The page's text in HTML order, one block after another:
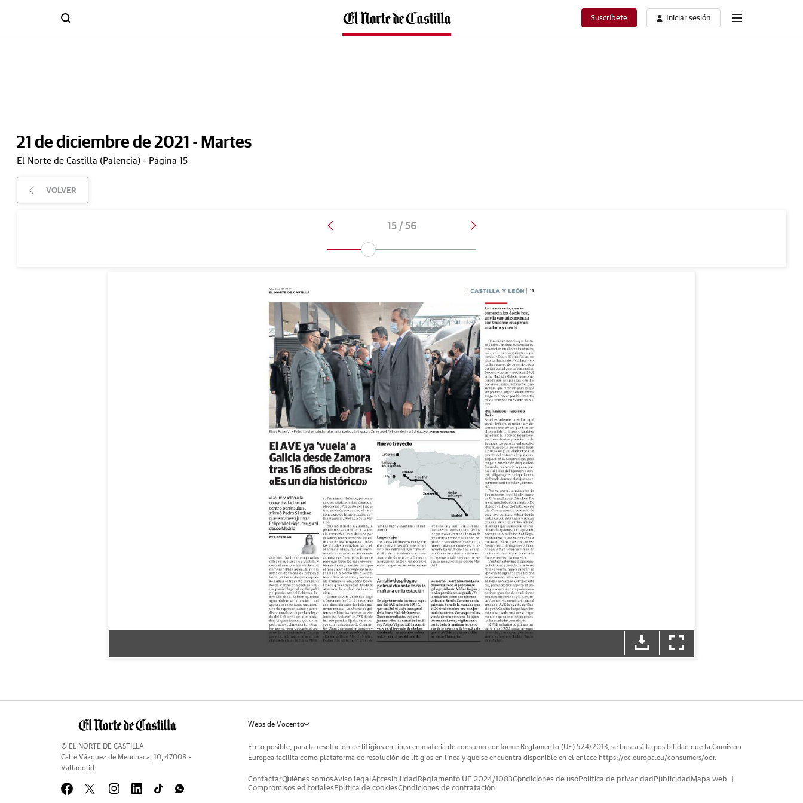
Suscríbete Iniciar sesión
21 de diciembre de 2021 - Martes
El Norte de Castilla (Palencia) - Página 15
VOLVER
15 / 56
© EL NORTE DE CASTILLA
Calle Vázquez de Menchaca, 10, 47008 -
Valladolid
Webs de Vocento
En lo posible, para la resolución de litigios en línea en materia de consumo conforme Reglamento (UE) 524/2013, se buscará la posibilidad que la Comisión
Europea facilita como plataforma de resolución de litigios en línea y que se encuentra disponible en el enlace https://ec.europa.eu/consumers/odr.
ContactarQuiénes somosAviso legalAccesibilidad Reglamento UE 2024/1083Condiciones de usoPolítica de privacidad Publicidad Mapa web
Compromisos editorialesPolítica de cookiesCondiciones de contratación